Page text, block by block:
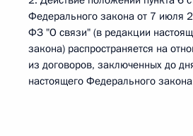
Федерального закона от 7 июля
ФЗ "О связи" (в редакции
закона) распространяется на
из договоров, заключенных до
настоящего Федерального